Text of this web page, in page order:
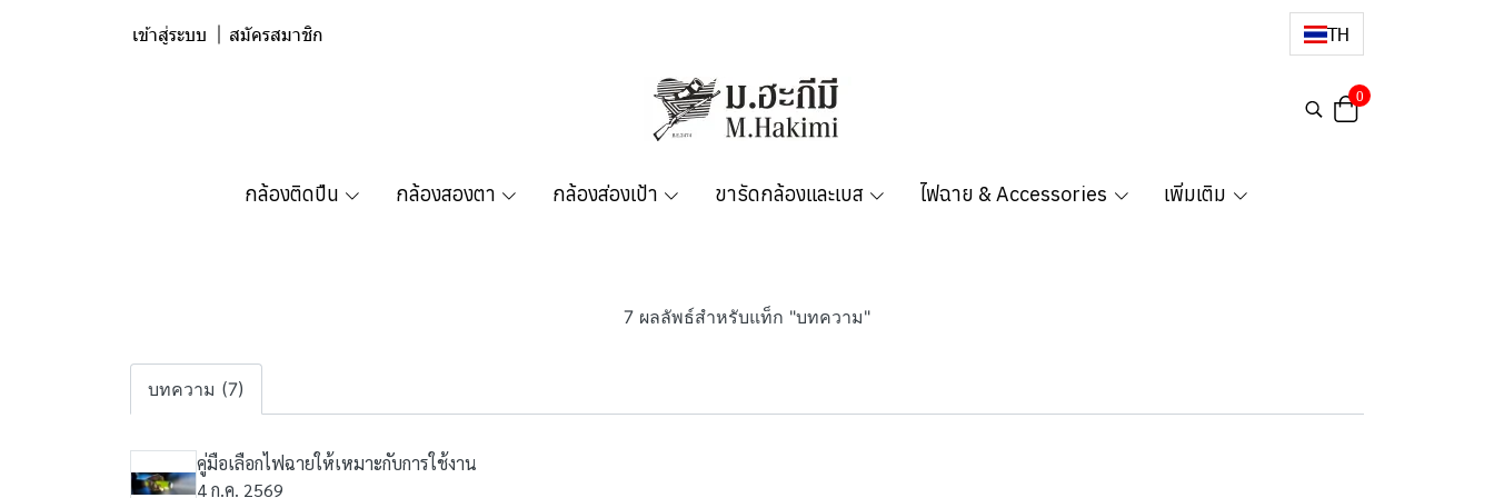
เข้าสู่ระบบ สมัครสมาชิก TH
0
กล้องติดปืน กล้องสองตา กล้องส่องเป้า ขารัดกล้องและเบส ไฟฉาย & Accessories เพิ่มเติม
7 ผลลัพธ์สำหรับแท็ก "บทความ"
บทความ (7)
คู่มือเลือกไฟฉายให้เหมาะกับการใช้งาน
4 ก.ค. 2569